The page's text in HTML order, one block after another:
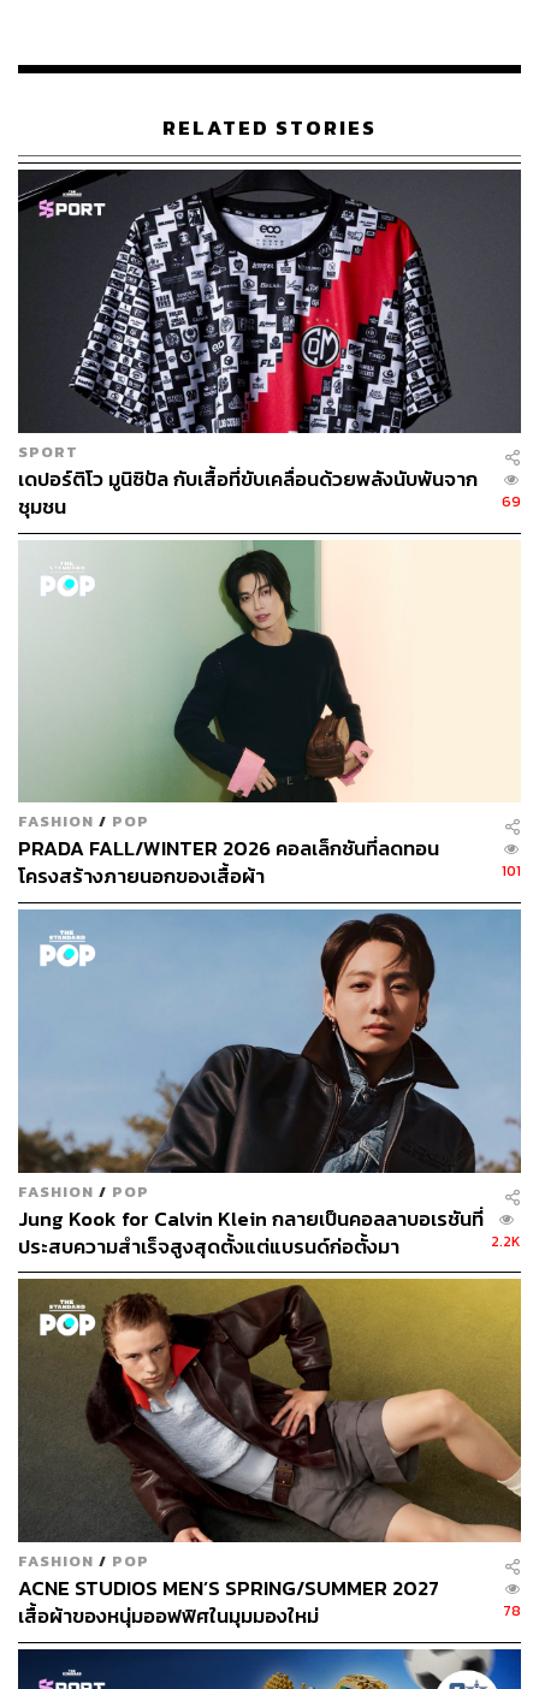
ต้องการของผู้ที่ชื่นชอบกิจกรรมกลางแจ้ง จากการสัมภาษณ์
ของเราคือการสร้างสมดุลระหว่างฟังก์ชันการใช้งานที่ตอบ
โจทย์และดีไซน์ที่สวยงาม” ซึ่งนี่คือหัวใจสำคัญที่ทำให้
Beneunder แตกต่างจากแบรนด์เอาต์ดอร์อื่นๆ ในตลาด ซึ่งมี
สาขามากถึง 650 สาขาในประเทศจีน และอีกกว่า 30 สาขา
ในต่างประเทศ
มากกว่าแค่แบรนด์แฟชั่น แต่ใส่ใจในสุขภาพด้วย
แบรนด์ Beneunder เน้นการใส่ใจสุขภาพของผู้ใช้อย่าง
จริงจัง ไม่ใช่แค่คำโฆษณา แบรนด์นี้เป็นหนึ่งในคณะ
กรรมการบริหารของ
แสดงให้เห็นถึงความตั้งใจจริงในการสร้างผลิตภัณฑ์ที่ไม่
เพียงแค่สวยงาม แต่ยังช่วยปกป้องผู้ใช้จากอันตรายของรังสี
UV จากการที่เราได้ทดลองใช้ผลิตภัณฑ์ของพวกเขา ต้อง
ยอมรับว่าเทคโนโลยีการป้องกันแสงแดดของ Beneunder มี
ความล้ำสมัยสุดๆ ผ่านการพัฒนาโดยมีเทคโนโลยี AntiTech
ที่ป้องกันอย่างรอบด้าน หรือ เทคโนโลยี UPF ซึ่งทำให้
อุปกรณ์ของ Beneunder เป็นเสมือนครีมกันแดดอันดับ 1 ของ
วงการ เพราะสามารถป้องกันได้ทั้งรังสี UVA และ UVB อีก
ทั้งยังสามารถกันน้ำ กันลม และกันแมลง แต่ยังคงความเบา
สบายด้วย Ultralight Design
Anti-Technologies นวัตกรรมที่เป็นเอกลักษณ์
หนึ่งในจุดเด่นที่น่าสนใจของ Beneunder คือแนวคิด Anti-
Technologies ที่พวกเขาพัฒนาขึ้น ซึ่งไม่ใช่การต่อต้าน
เทคโนโลยีอย่างที่ชื่ออาจทำให้เข้าใจผิด แต่เป็นการใช้
เทคโนโลยีเพื่อขจัดข้อจำกัดในการใช้ชีวิตกลางแจ้ง โดยพวก
เขาแบ่งแนวคิดนี้ออกเป็น 4 หลักการ ประกอบด้วย
Lab – ชีวิตคือห้องทดลองBeneunder มองว่าทุก
ประสบการณ์จริงคือข้อมูลอันมีค่า การทดสอบผลิตภัณฑ์ใน
สถานการณ์จริงจึงเป็นสิ่งสำคัญที่สุด
Imagination – เหล่า Geek สร้างสรรค์สิ่งที่สมบูรณ์แบบทีม
นักออกแบบและวิศวกรของพวกเขาได้รับอิสระในการคิด
นอกกรอบ ไม่ยึดติดกับข้อจำกัดแบบเดิมๆ
Fun – การออกแบบทำให้ชีวิตสนุกมากขึ้นจากการสังเกต
ผลิตภัณฑ์ของพวกเขา เราพบว่ามีการใส่ดีเทลเล็กๆ น้อยๆ ที่
สร้างรอยยิ้มให้ผู้ใช้ได้เสมอ เช่น สีสัน ลวดลาย และการ
ออกแบบ
Elevate – เทคโนโลยีทำให้ชีวิตมีคุณภาพมากขึ้น
นวัตกรรมของ Beneunder มีเป้าหมายเพื่อยกระดับคุณภาพ
ชีวิตของผู้ใช้อย่างแท้จริง
เป็นแบรนด์ที่มีคอมมูนิตี้อบอุ่น
อีกมุมที่น่าประทับใจของ Beneunder คือแนวคิดเรื่องชุมชน
พวกเขาไม่ได้มองว่าลูกค้าเป็นเพียงผู้ซื้อ แต่เป็นส่วนหนึ่งของ
ชุมชนที่มีความหลงใหลในการใช้ชีวิตกลางแจ้งร่วมกัน ทีม
การตลาดของแบรนด์ได้แสดงให้เห็นว่าผ่านกิจกรรมของ
แบรนด์ที่มีทุกๆ สัปดาห์ และทุกๆ เดือน เช่น การทำกิจกรรม
RELATED STORIES
SPORT
เดปอร์ติโว มูนิซิปัล กับเสื้อที่ขับเคลื่อนด้วยพลังนับพันจาก
ชุมชน
69
FASHION / POP
PRADA FALL/WINTER 2026 คอลเล็กชันที่ลดทอน
โครงสร้างภายนอกของเสื้อผ้า
101
FASHION / POP
Jung Kook for Calvin Klein กลายเป็นคอลลาบอเรชันที่
ประสบความสำเร็จสูงสุดตั้งแต่แบรนด์ก่อตั้งมา
2.2K
FASHION / POP
ACNE STUDIOS MEN’S SPRING/SUMMER 2027
เสื้อผ้าของหนุ่มออฟฟิศในมุมมองใหม่
78